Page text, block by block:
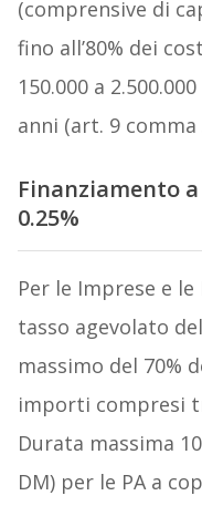
(comprensive di
fino all’80% dei
150.000 a
anni (art. 9 comma
Finanziamento
0.25%
Per le Imprese e le
tasso agevolato
massimo del 70%
importi compresi
Durata massima
DM) per le PA a